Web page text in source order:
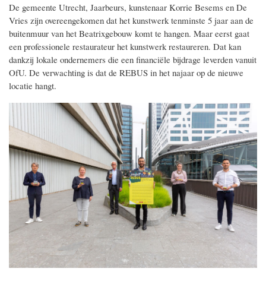
De gemeente Utrecht, Jaarbeurs, kunstenaar Korrie Besems en De
Vries zijn overeengekomen dat het kunstwerk tenminste 5 jaar aan de
buitenmuur van het Beatrixgebouw komt te hangen. Maar eerst gaat
een professionele restaurateur het kunstwerk restaureren. Dat kan
dankzij lokale ondernemers die een financiële bijdrage leverden vanuit
OfU. De verwachting is dat de REBUS in het najaar op de nieuwe
locatie hangt.